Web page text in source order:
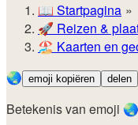
📖 Startpagina
🚀️ Reizen &
🏖️ Kaarten en
🌏 emoji kopiëren delen
Betekenis van emoji 🌏